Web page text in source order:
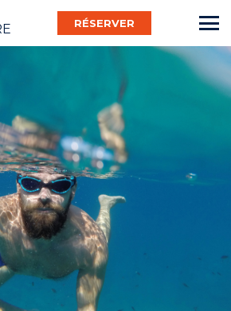
RÉSERVER
Bébé Nageur
Enfant
Adulte